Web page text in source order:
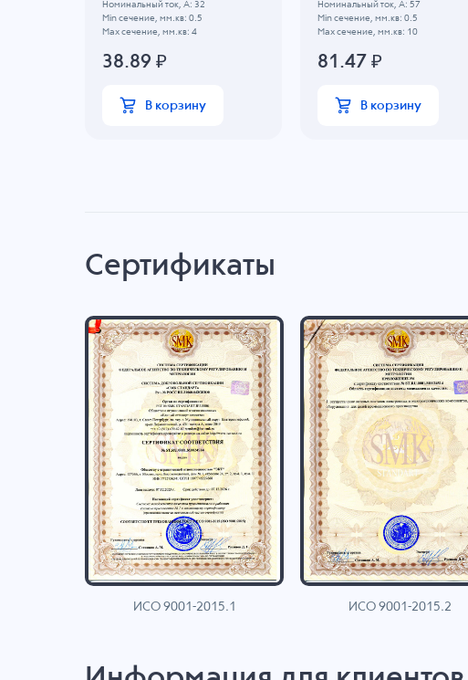
Номинальный ток, А: 32
Min сечение, мм.кв: 0.5
Max сечение, мм.кв: 4
38.89 ₽
В корзину
Номинальный ток, А: 57
Min сечение, мм.кв: 0.5
Max сечение, мм.кв: 10
81.47 ₽
В корзину
Сертификаты
ИСО 9001-2015.1 ИСО 9001-2015.2